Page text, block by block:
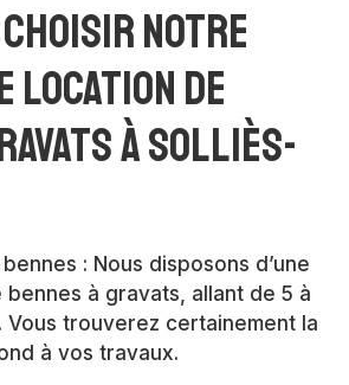
notre
location de
à Solliès-
: Nous disposons d’une
bennes à gravats, allant de 5 à
Vous trouverez certainement la
à vos travaux.